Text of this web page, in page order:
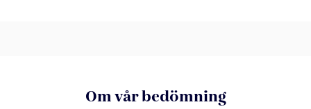
Om vår bedömning